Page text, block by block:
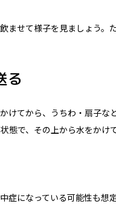
ませて様子を見ましょう。
る
けてから、うちわ・扇子な
態で、その上から水をかけ
症になっている可能性も想